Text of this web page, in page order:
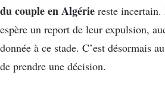
du couple en Algérie reste
espère un report de leur expulsion,
donnée à ce stade. C’est désormais
de prendre une décision.